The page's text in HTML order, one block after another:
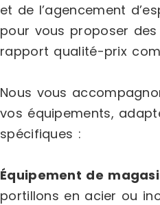
et de l’agencement
pour vous proposer
rapport qualité-prix
Nous vous
vos équipements,
spécifiques :
Équipement de
portillons en acier ou